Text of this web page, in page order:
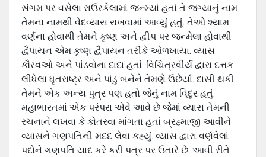
સંગમ પર વસેલા રાઉરકેલામાં જન્મ્યાં હતાં તે જગ્યાનું નામ
તેમના નામથી વેદવ્યાસ રાખવામાં આવ્યું હતું. તેઓ શ્યામ
વર્ણના હોવાથી તેમને કૃષ્ણ અને દ્વીપ પર જન્મેલા હોવાથી
દ્વૈપાયન એમ કૃષ્ણ દ્વૈપાયન તરીકે ઓળખાયા. વ્યાસ
કૌરવઓ અને પાંડવોના દાદા હતાં. વિચિત્રવીર્ય દ્વારા દત્તક
લીધેલા ધૃતરાષ્ટ્ર અને પાંડુ બનેંને તેમણે ઉછેર્યાં. દાસી થકી
તેમને એક અન્ય પુત્ર પણ હતો જેનું નામ વિદુર હતું.
મહાભારતમાં એક પરંપરા એવે આવે છે જેમાં વ્યાસ તેમની
રચનાને લખવા કે કોતરવા માંગતા હતાં બ્રહ્માજી આવીને
વ્યાસને ગણપતિની મદદ લેવા કહ્યું. વ્યાસ દ્વારા વર્ણવેલાં
પદોને ગણપતિ યાદ કરે કરી પત્ર પર ઉતારે છે. આવી રીતે